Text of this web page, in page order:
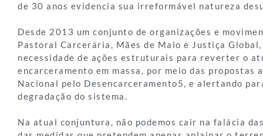
de 30 anos evidencia sua irreformável natureza
Desde 2013 um conjunto de organizações e
Pastoral Carcerária, Mães de Maio e Justiça
necessidade de ações estruturais para reverter o
encarceramento em massa, por meio das propostas
Nacional pelo Desencarceramento5, e alertando
degradação do sistema.
Na atual conjuntura, não podemos cair na falácia